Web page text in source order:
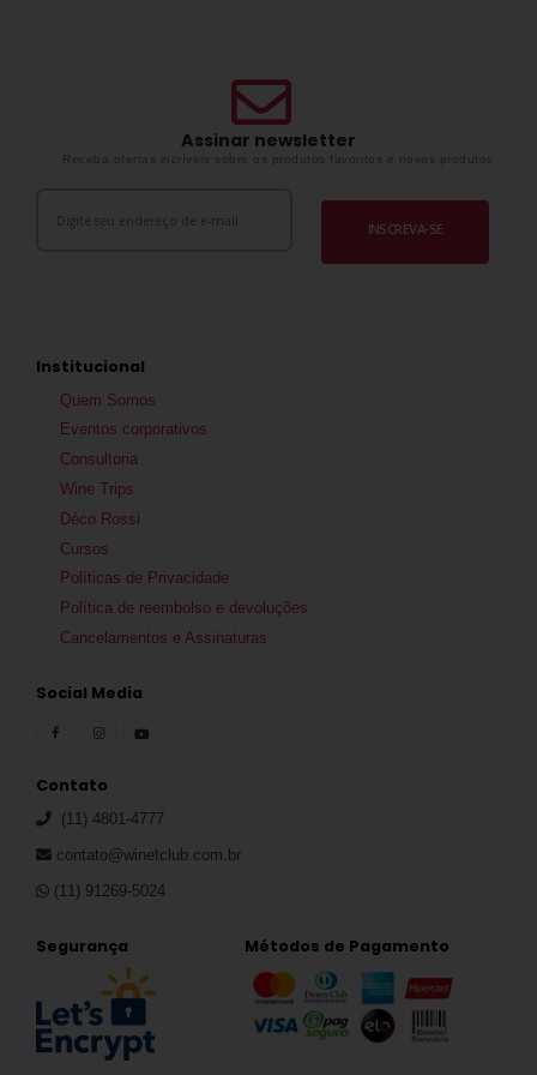
Assinar newsletter
Receba ofertas incríveis sobre os produtos favoritos e novos produtos
INSCREVA-SE
Institucional
Quem Somos
Eventos corporativos
Consultoria
Wine Trips
Déco Rossi
Cursos
Políticas de Privacidade
Política de reembolso e devoluções
Cancelamentos e Assinaturas
Social Media
Contato
(11) 4801-4777
contato@winetclub.com.br
(11) 91269-5024
Segurança Métodos de Pagamento